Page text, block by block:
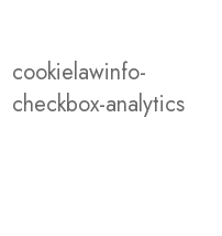
cookielawinfo-
checkbox-analytics